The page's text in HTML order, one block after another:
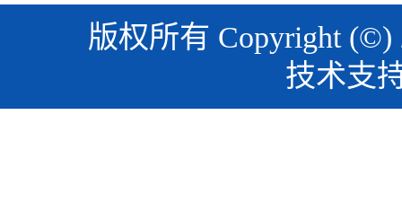
版权所有 Copyright
技术支